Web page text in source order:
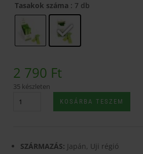
Tasakok száma : 7 db
2 790 Ft
35 készleten
Organikus
KOSÁRBA TESZEM
SZÁRMAZÁS: Japán, Uji régió